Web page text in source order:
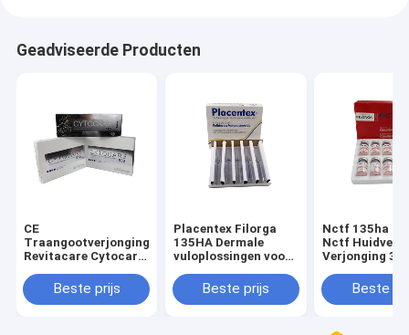
Geadviseerde Producten
CE
Traangootverjonging
Revitacare Cytocare
Beste prijs
Placentex Filorga
135HA Dermale
vuloplossingen voor
Beste prijs
Nctf 135ha
Nctf
Verjonging 3
Beste